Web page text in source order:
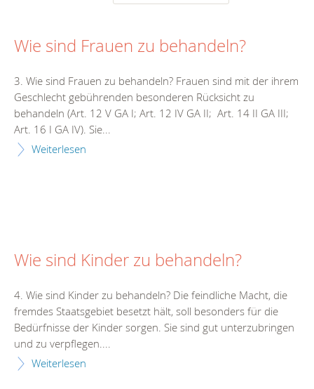
Wie sind Frauen zu behandeln?
3. Wie sind Frauen zu behandeln? Frauen sind mit der ihrem
Geschlecht gebührenden besonderen Rücksicht zu
behandeln (Art. 12 V GA I; Art. 12 IV GA II; Art. 14 II GA III;
Art. 16 I GA IV). Sie...
Weiterlesen
Wie sind Kinder zu behandeln?
4. Wie sind Kinder zu behandeln? Die feindliche Macht, die
fremdes Staatsgebiet besetzt hält, soll besonders für die
Bedürfnisse der Kinder sorgen. Sie sind gut unterzubringen
und zu verpflegen....
Weiterlesen